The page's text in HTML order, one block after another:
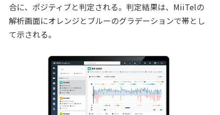
合に、ポジティブと判定される。判定結果は、MiiTelの
解析画面にオレンジとブルーのグラデーションで帯とし
て示される。